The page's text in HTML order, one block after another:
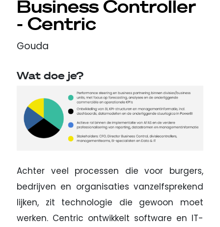
Business Controller
- Centric
Gouda
Wat doe je?
Achter veel processen die voor burgers,
bedrijven en organisaties vanzelfsprekend
lijken, zit technologie die gewoon moet
werken. Centric ontwikkelt software en IT-